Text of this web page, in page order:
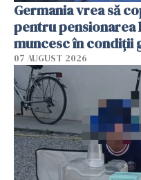
Germania vrea să
pentru pensionarea
muncesc în condiții
07 AUGUST 2026